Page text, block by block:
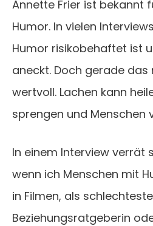
Annette Frier ist bekannt
Humor. In vielen
Humor risikobehaftet ist
aneckt. Doch gerade
wertvoll. Lachen kann
sprengen und Menschen
In einem Interview verrät
wenn ich Menschen mit
in Filmen, als schlechteste
Beziehungsratgeberin